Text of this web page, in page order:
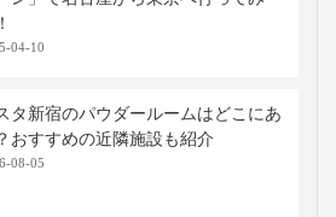
04-10
タ新宿のパウダールームはどこにあ
おすすめの近隣施設も紹介
08-05